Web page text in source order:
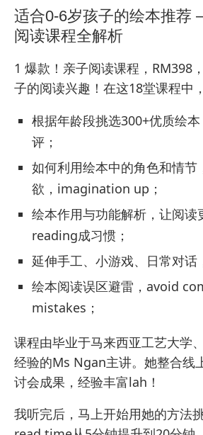
适合0-6岁孩子的绘本推荐
阅读课程全解析
1 爆款！亲子阅读课程，RM398
子的阅读兴趣！在这18堂课程中
根据年龄段挑选300+优质绘
评；
如何利用绘本中的角色和情节
欲，imagination up；
绘本作用与功能解析，让阅读
reading成习惯；
延伸手工、小游戏、日常对话
绘本阅读误区避雷，avoid
mistakes；
课程由毕业于马来西亚工艺大学
经验的Ms Ngan主讲。她整合线
讨会成果，经验丰富lah！
我听完后，马上开始用她的方法